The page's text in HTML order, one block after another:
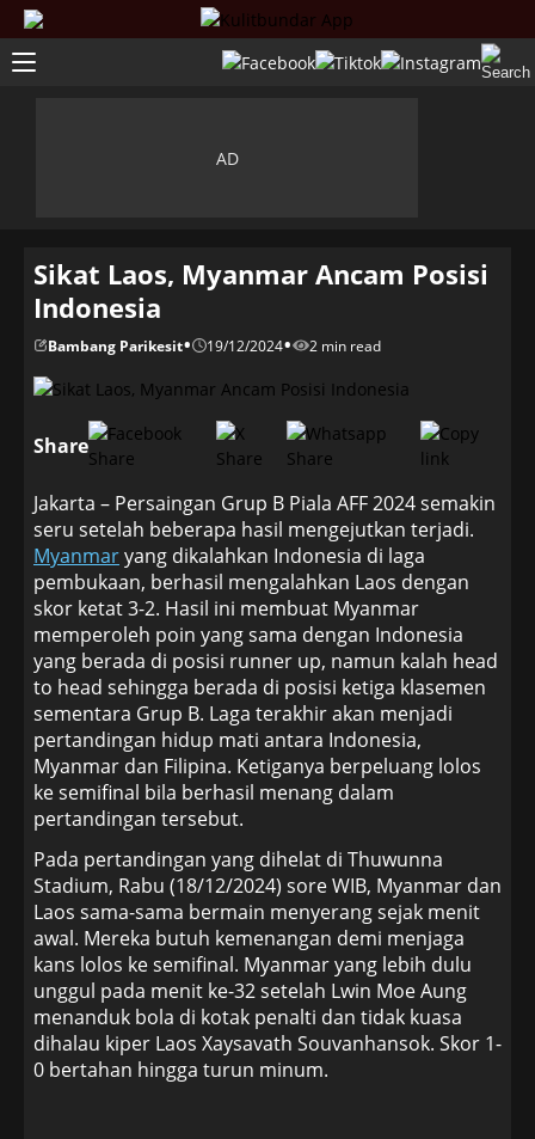
Sikat Laos, Myanmar Ancam Posisi
Indonesia
Bambang Parikesit• 19/12/2024• 2 min read
Share
Jakarta – Persaingan Grup B Piala AFF 2024 semakin
seru setelah beberapa hasil mengejutkan terjadi.
Myanmaryang dikalahkan Indonesia di laga
pembukaan, berhasil mengalahkan Laos dengan
skor ketat 3-2. Hasil ini membuat Myanmar
memperoleh poin yang sama dengan Indonesia
yang berada di posisi runner up, namun kalah head
to head sehingga berada di posisi ketiga klasemen
sementara Grup B. Laga terakhir akan menjadi
pertandingan hidup mati antara Indonesia,
Myanmar dan Filipina. Ketiganya berpeluang lolos
ke semifinal bila berhasil menang dalam
pertandingan tersebut.
Pada pertandingan yang dihelat di Thuwunna
Stadium, Rabu (18/12/2024) sore WIB, Myanmar dan
Laos sama-sama bermain menyerang sejak menit
awal. Mereka butuh kemenangan demi menjaga
kans lolos ke semifinal. Myanmar yang lebih dulu
unggul pada menit ke-32 setelah Lwin Moe Aung
menanduk bola di kotak penalti dan tidak kuasa
dihalau kiper Laos Xaysavath Souvanhansok. Skor 1-
0 bertahan hingga turun minum.